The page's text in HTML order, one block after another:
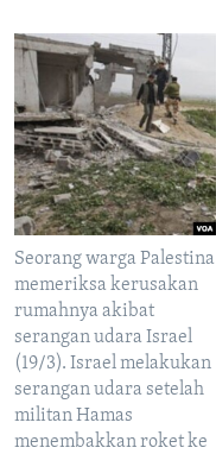
Seorang warga Palestina
memeriksa kerusakan
rumahnya akibat
serangan udara Israel
(19/3). Israel melakukan
serangan udara setelah
militan Hamas
menembakkan roket ke